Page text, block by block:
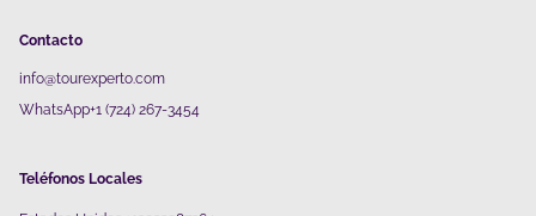
Contacto
info@tourexperto.com
WhatsApp+1 (724) 267-3454
Teléfonos Locales